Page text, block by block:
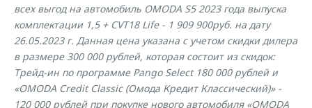
всех выгод на автомобиль OMODA S5 2023 года выпуска
комплектации 1,5 + CVT18 Life - 1 909 900руб. на дату
26.05.2023 г. Данная цена указана с учетом скидки дилера
в размере 300 000 рублей, которая состоит из скидок:
Трейд-ин по программе Pango Select 180 000 рублей и
«OMODA Credit Classic (Омода Кредит Классический)» -
120 000 рублей при покупке нового автомобиля «OMODA